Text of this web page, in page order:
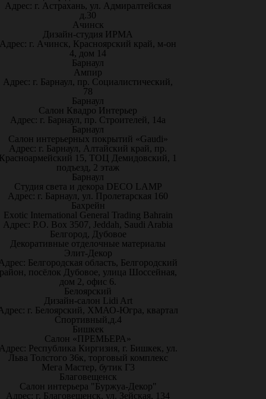
Адрес: г. Астрахань, ул. Адмиралтейская
д.30
Ачинск
Дизайн-студия ИРМА
Адрес: г. Ачинск, Красноярский край, м-он
4, дом 14
Барнаул
Ампир
Адрес: г. Барнаул, пр. Социалистический,
78
Барнаул
Салон Квадро Интерьер
Адрес: г. Барнаул, пр. Строителей, 14а
Барнаул
Салон интерьерных покрытий «Gaudi»
Адрес: г. Барнаул, Алтайский край, пр.
15, ТОЦ Демидовский, 1
подъезд, 2 этаж
Барнаул
Студия света и декора DECO LAMP
Адрес: г. Барнаул, ул. Пролетарская 160
Бахрейн
Exotic International General Trading Bahrain
Адрес: P.O. Box 3507, Jeddah, Saudi Arabia
Белгород, Дубовое
Декоративные отделочные материалы
Элит-Декор
Белгородская область, Белгородский
посёлок Дубовое, улица Шоссейная,
дом 2, офис 6.
Белоярский
Дизайн-салон Lidi Art
г. Белоярский, ХМАО-Югра, квартал
Спортивный,д.4
Бишкек
Салон «ПРЕМЬЕРА»
Республика Киргизия, г. Бишкек, ул.
Льва Толстого 36к, торговый комплекс
Мега Мастер, бутик Г3
Благовещенск
Салон интерьера "Буржуа-Декор"
Адрес: г. Благовещенск, ул. Зейская, 134